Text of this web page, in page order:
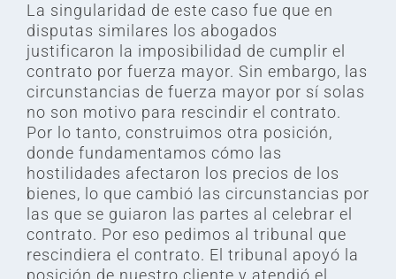
La singularidad de este caso fue que en
disputas similares los abogados
justificaron la imposibilidad de cumplir el
contrato por fuerza mayor. Sin embargo, las
circunstancias de fuerza mayor por sí solas
no son motivo para rescindir el contrato.
Por lo tanto, construimos otra posición,
donde fundamentamos cómo las
hostilidades afectaron los precios de los
bienes, lo que cambió las circunstancias por
las que se guiaron las partes al celebrar el
contrato. Por eso pedimos al tribunal que
rescindiera el contrato. El tribunal apoyó la
posición de nuestro cliente y atendió el